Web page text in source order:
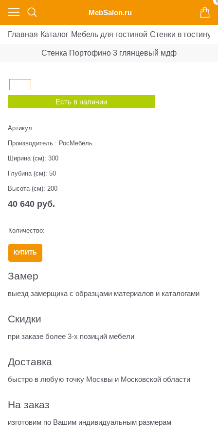
MebSalon.ru
0
Главная Каталог Мебель для гостиной Стенки в гостиную
Стенка Портофино 3 глянцевый мдф
Есть в наличии
Артикул:
Производитель : РосМебель
Ширина (см): 300
Глубина (см): 50
Высота (см): 200
40 640 руб.
Количество:
КУПИТЬ
Замер
выезд замерщика с образцами материалов и каталогами
Скидки
при заказе более 3-х позиций мебели
Доставка
быстро в любую точку Москвы и Московской области
На заказ
изготовим по Вашим индивидуальным размерам